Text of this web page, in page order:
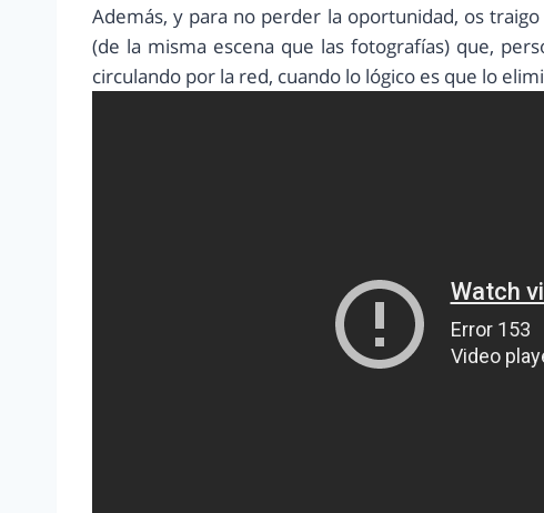
Además, y para no perder la oportunidad, os
(de la misma escena que las fotografías) que,
circulando por la red, cuando lo lógico es que lo